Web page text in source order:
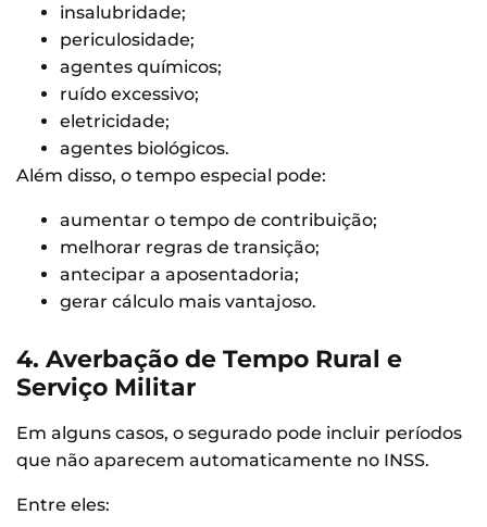
insalubridade;
periculosidade;
agentes químicos;
ruído excessivo;
eletricidade;
agentes biológicos.
Além disso, o tempo especial pode:
aumentar o tempo de contribuição;
melhorar regras de transição;
antecipar a aposentadoria;
gerar cálculo mais vantajoso.
4. Averbação de Tempo Rural e
Serviço Militar
Em alguns casos, o segurado pode incluir períodos
que não aparecem automaticamente no INSS.
Entre eles: